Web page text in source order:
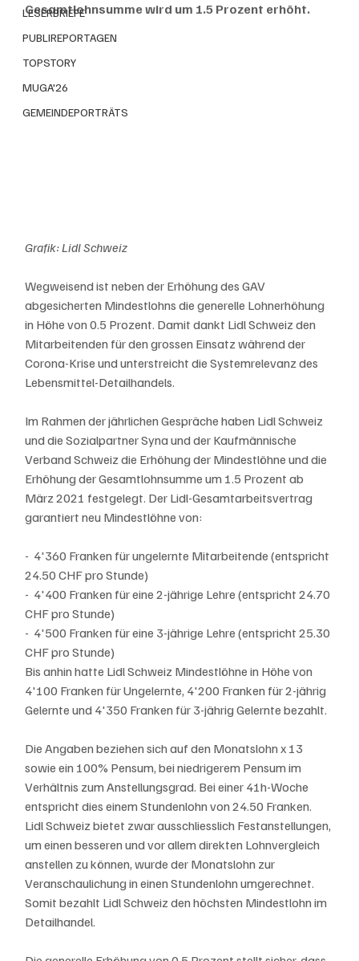
LESERBRIEFE
PUBLIREPORTAGEN
TOPSTORY
MUGA'26
GEMEINDEPORTRÄTS
Gesamtlohnsumme wird um 1.5 Prozent erhöht.
Grafik: Lidl Schweiz
Wegweisend ist neben der Erhöhung des GAV
abgesicherten Mindestlohns die generelle Lohnerhöhung
in Höhe von 0.5 Prozent. Damit dankt Lidl Schweiz den
Mitarbeitenden für den grossen Einsatz während der
Corona-Krise und unterstreicht die Systemrelevanz des
Lebensmittel-Detailhandels.
Im Rahmen der jährlichen Gespräche haben Lidl Schweiz
und die Sozialpartner Syna und der Kaufmännische
Verband Schweiz die Erhöhung der Mindestlöhne und die
Erhöhung der Gesamtlohnsumme um 1.5 Prozent ab
März 2021 festgelegt. Der Lidl-Gesamtarbeitsvertrag
garantiert neu Mindestlöhne von:
-  4'360 Franken für ungelernte Mitarbeitende (entspricht
24.50 CHF pro Stunde)
-  4'400 Franken für eine 2-jährige Lehre (entspricht 24.70
CHF pro Stunde)
-  4'500 Franken für eine 3-jährige Lehre (entspricht 25.30
CHF pro Stunde)
Bis anhin hatte Lidl Schweiz Mindestlöhne in Höhe von
4'100 Franken für Ungelernte, 4'200 Franken für 2-jährig
Gelernte und 4'350 Franken für 3-jährig Gelernte bezahlt.
Die Angaben beziehen sich auf den Monatslohn x 13
sowie ein 100% Pensum, bei niedrigerem Pensum im
Verhältnis zum Anstellungsgrad. Bei einer 41h-Woche
entspricht dies einem Stundenlohn von 24.50 Franken.
Lidl Schweiz bietet zwar ausschliesslich Festanstellungen,
um einen besseren und vor allem direkten Lohnvergleich
anstellen zu können, wurde der Monatslohn zur
Veranschaulichung in einen Stundenlohn umgerechnet.
Somit bezahlt Lidl Schweiz den höchsten Mindestlohn im
Detailhandel.